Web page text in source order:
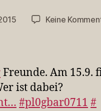
Keine
Freunde. Am 15.9.
ist dabei?
#pl0gbar0711 #